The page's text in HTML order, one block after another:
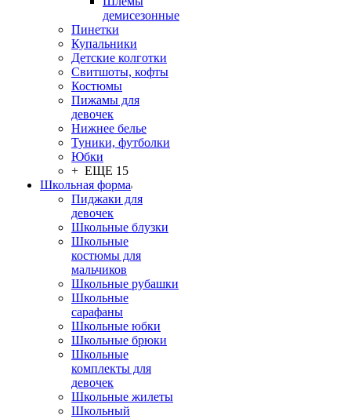
демисезонные
Пинетки
Купальники
Детские колготки
Свитшоты, кофты
Костюмы
Пижамы для
девочек
Нижнее белье
Туники, футболки
Юбки
+ ЕЩЕ 15
Школьная форма
Пиджаки для
девочек
Школьные блузки
Школьные
костюмы для
мальчиков
Школьные рубашки
Школьные
сарафаны
Школьные юбки
Школьные брюки
Школьные
комплекты для
девочек
Школьные жилеты
Школьный